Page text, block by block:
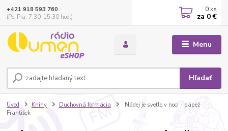
Menu
Hľadať
+421 918 593 760
(Po-Pia, 7:30-15:30 hod.)
0 ks
za 0 €
Úvod Knihy Duchovná formácia
Nádej je svetlo v noci - pápež
František